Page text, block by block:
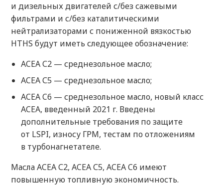
и дизельных двигателей с/без сажевыми
фильтрами и с/без каталитическими
нейтрализаторами с пониженной вязкостью
HTHS будут иметь следующее обозначение:
ACEA С2 — среднезольное масло;
ACEA С5 — среднезольное масло;
ACEA C6 — среднезольное масло, новый класс
ACEA, введенный 2021 г. Введены
дополнительные требования по защите
от LSPI, износу ГРМ, тестам по отложениям
в турбонагнетателе.
Масла ACEA С2, ACEA С5, ACEA C6 имеют
повышенную топливную экономичность.